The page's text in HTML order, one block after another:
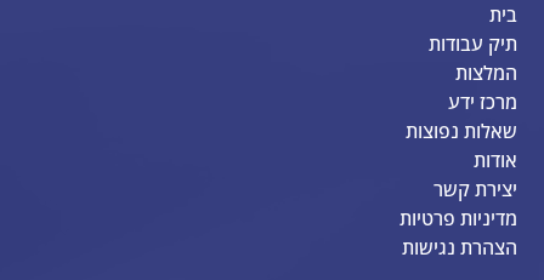
בית
תיק עבודות
המלצות
מרכז ידע
שאלות נפוצות
אודות
יצירת קשר
מדיניות פרטיות
הצהרת נגישות